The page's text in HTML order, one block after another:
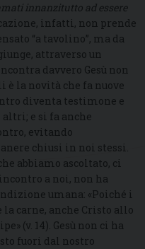
innanzitutto ad essere
infatti, non prende
“a tavolino”, ma da
attraverso un
davvero Gesù non
è la novità che fa nuove
diventa testimone e
e si fa anche
evitando
chiusi in noi stessi.
abbiamo ascoltato, ci
a noi, non ha
umana: «Poiché i
carne, anche Cristo allo
(v. 14). Gesù non ci ha
fuori dal nostro